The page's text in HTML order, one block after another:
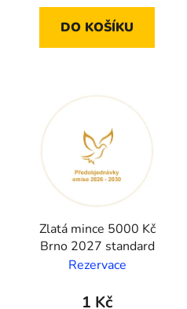
DO KOŠÍKU
Zlatá mince 5000 Kč
Brno 2027 standard
Rezervace
1 Kč